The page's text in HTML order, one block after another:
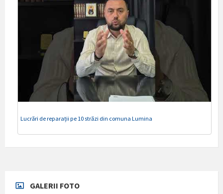
Lucrări de reparații pe 10 străzi din comuna Lumina
GALERII FOTO